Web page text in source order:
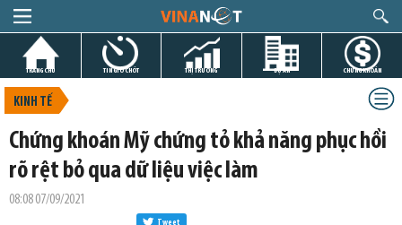
TRANG CHỦ TIN GIỜ CHÓT THỊ TRƯỜNG DỰ ÁN CHỨNG KHOÁN
KINH TẾ
Chứng khoán Mỹ chứng tỏ khả năng phục hồi
rõ rệt bỏ qua dữ liệu việc làm
08:08 07/09/2021
Tweet